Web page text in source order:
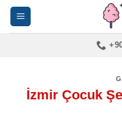
İçeriğe
atla
İzmir Çocuk